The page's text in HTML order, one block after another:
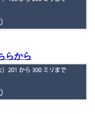
らから